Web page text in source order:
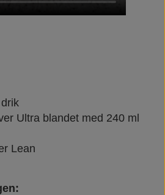
Ultra blandet med 240 ml
Lean